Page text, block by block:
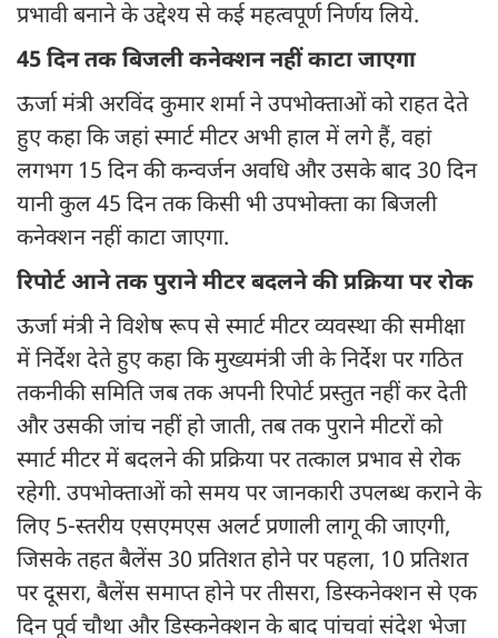
प्रभावी बनाने के उद्देश्य से कई महत्वपूर्ण निर्णय लिये.
45 दिन तक बिजली कनेक्शन नहीं काटा जाएगा
ऊर्जा मंत्री अरविंद कुमार शर्मा ने उपभोक्ताओं को राहत देते
हुए कहा कि जहां स्मार्ट मीटर अभी हाल में लगे हैं, वहां
लगभग 15 दिन की कन्वर्जन अवधि और उसके बाद 30 दिन
यानी कुल 45 दिन तक किसी भी उपभोक्ता का बिजली
कनेक्शन नहीं काटा जाएगा.
रिपोर्ट आने तक पुराने मीटर बदलने की प्रक्रिया पर रोक
ऊर्जा मंत्री ने विशेष रूप से स्मार्ट मीटर व्यवस्था की समीक्षा
में निर्देश देते हुए कहा कि मुख्यमंत्री जी के निर्देश पर गठित
तकनीकी समिति जब तक अपनी रिपोर्ट प्रस्तुत नहीं कर देती
और उसकी जांच नहीं हो जाती, तब तक पुराने मीटरों को
स्मार्ट मीटर में बदलने की प्रक्रिया पर तत्काल प्रभाव से रोक
रहेगी. उपभोक्ताओं को समय पर जानकारी उपलब्ध कराने के
लिए 5-स्तरीय एसएमएस अलर्ट प्रणाली लागू की जाएगी,
जिसके तहत बैलेंस 30 प्रतिशत होने पर पहला, 10 प्रतिशत
पर दूसरा, बैलेंस समाप्त होने पर तीसरा, डिस्कनेक्शन से एक
दिन पूर्व चौथा और डिस्कनेक्शन के बाद पांचवां संदेश भेजा